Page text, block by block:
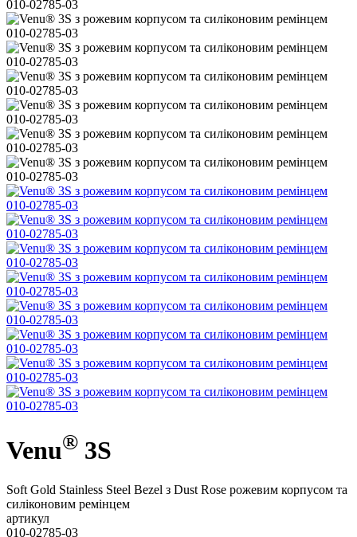
Venu® 3S
Soft Gold Stainless Steel Bezel з Dust Rose рожевим корпусом та
силіконовим ремінцем
артикул
010-02785-03